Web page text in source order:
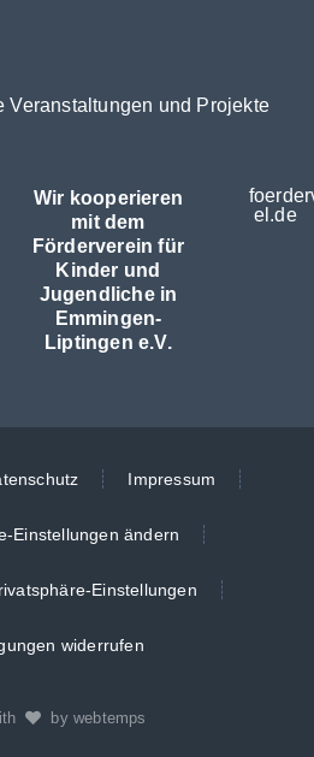
Veranstaltungen und Projekte
Wir kooperieren
mit dem
Förderverein für
Kinder und
Jugendliche in
Emmingen-
Liptingen e.V.
el.de
Impressum
Einstellungen ändern
Einstellungen
widerrufen
by webtemps